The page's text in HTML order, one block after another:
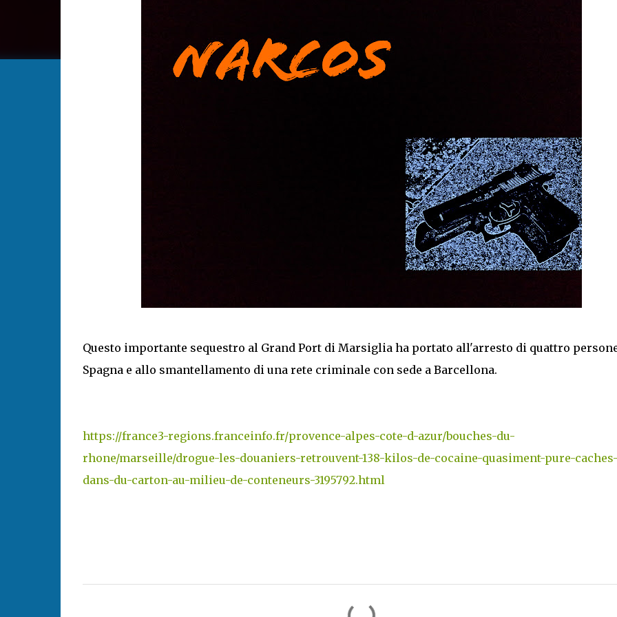
Questo importante sequestro al Grand Port di Marsiglia ha portato all'arresto di quattro
Spagna e allo smantellamento di una rete criminale con sede a Barcellona.
https://france3-regions.franceinfo.fr/provence-alpes-cote-d-azur/bouches-du-
rhone/marseille/drogue-les-douaniers-retrouvent-138-kilos-de-cocaine-quasiment-pure-caches-
dans-du-carton-au-milieu-de-conteneurs-3195792.html